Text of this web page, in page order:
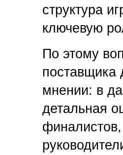
структура
ключевую
По этому
поставщика
мнении: в
детальная